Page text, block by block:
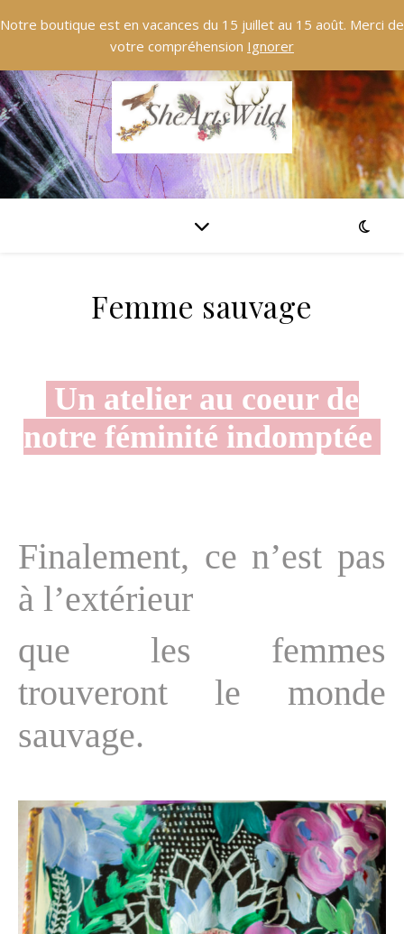
Notre boutique est en vacances du 15 juillet au 15 août. Merci de
votre compréhension Ignorer
Femme sauvage
Un atelier au coeur de
notre féminité indomptée
Finalement, ce n’est pas
à l’extérieur
que les femmes
trouveront le monde
sauvage.